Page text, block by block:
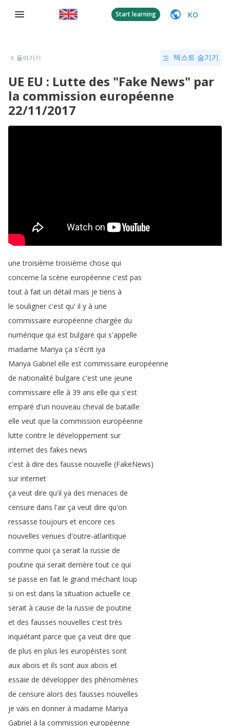
Start learning KO
돌아가기 텍스트 숨기기
UE EU : Lutte des "Fake News" par
la commission européenne
22/11/2017
une troisième troisième chose qui
concerne la scène européenne c'est pas
tout à fait un détail mais je tiens à
le souligner c'est qu' il y à une
commissaire européenne chargée du
numérique qui est bulgare qui s'appelle
madame Mariya ça s'écrit iya
Mariya Gabriel elle est commissaire européenne
de nationalité bulgare c'est une jeune
commissaire elle à 39 ans elle qui s'est
emparé d'un nouveau cheval de bataille
elle veut que la commission européenne
lutte contre le développement sur
internet des fakes news
c'est à dire des fausse nouvelle (FakeNews)
sur internet
ça veut dire qu'il ya des menaces de
censure dans l'air ça veut dire qu'on
ressasse toujours et encore ces
nouvelles venues d'outre-atlantique
comme quoi ça serait la russie de
poutine qui serait derrière tout ce qui
se passe en fait le grand méchant loup
si on est dans la situation actuelle ce
serait à cause de la russie de poutine
et des fausses nouvelles c'est très
inquiétant parce que ça veut dire que
de plus en plus les européistes sont
aux abois et ils sont aux abois et
essaie de développer des phénomènes
de censure alors des fausses nouvelles
je vais en donner à madame Mariya
Gabriel à la commission européenne